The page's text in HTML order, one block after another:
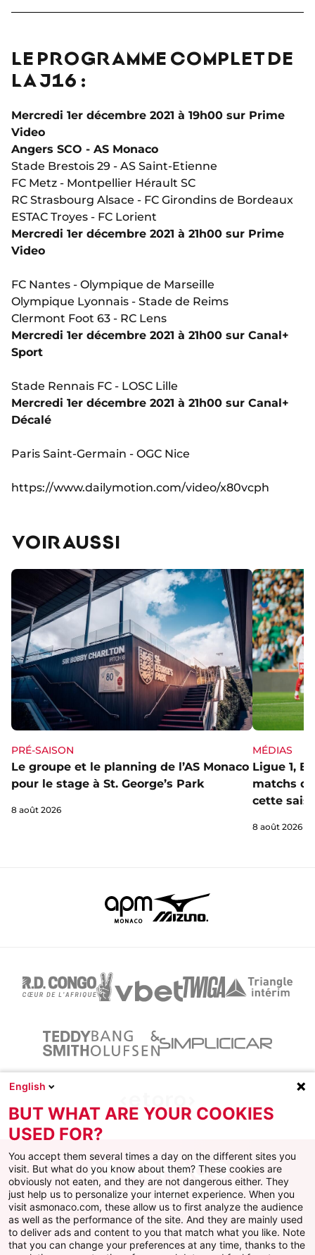
LE PROGRAMME COMPLET DE
LA J16 :
Mercredi 1er décembre 2021 à 19h00 sur Prime
Video
Angers SCO - AS Monaco
Stade Brestois 29 - AS Saint-Etienne
FC Metz - Montpellier Hérault SC
RC Strasbourg Alsace - FC Girondins de Bordeaux
ESTAC Troyes - FC Lorient
Mercredi 1er décembre 2021 à 21h00 sur Prime
Video
FC Nantes - Olympique de Marseille
Olympique Lyonnais - Stade de Reims
Clermont Foot 63 - RC Lens
Mercredi 1er décembre 2021 à 21h00 sur Canal+
Sport
Stade Rennais FC - LOSC Lille
Mercredi 1er décembre 2021 à 21h00 sur Canal+
Décalé
Paris Saint-Germain - OGC Nice
https://www.dailymotion.com/video/x80vcph
VOIR AUSSI
PRÉ-SAISON
Le groupe et le planning de l’AS Monaco
pour le stage à St. George’s Park
8 août 2026
MÉDIAS
Ligue 1,
matchs
cette
8 août 2026
Facebook
X Instagram
YoutubeTikTokTwitch
English
BUT WHAT ARE YOUR COOKIES
USED FOR?
You accept them several times a day on the different sites you
visit. But what do you know about them? These cookies are
obviously not eaten, and they are not dangerous either. They
just help us to personalize your internet experience. When you
visit asmonaco.com, these allow us to first analyze the audience
as well as the performance of the site. And they are mainly used
to deliver ads and content to you that match what you like. Note
that you can change your preferences at any time, thanks to the